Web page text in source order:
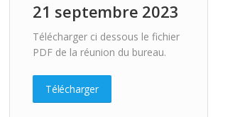
21 septembre 2023
Télécharger ci dessous le fichier
PDF de la réunion du bureau.
Télécharger